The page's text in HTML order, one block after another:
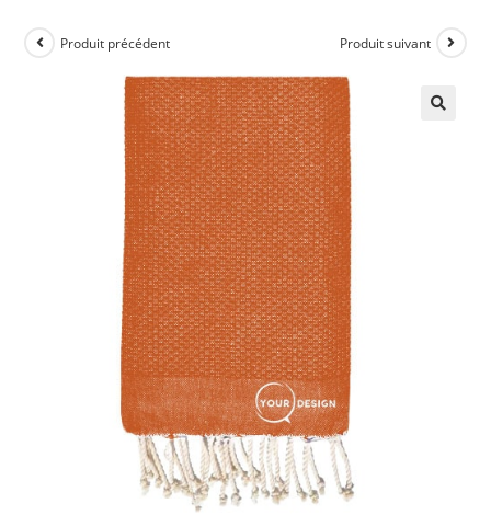
Produit précédent Produit suivant